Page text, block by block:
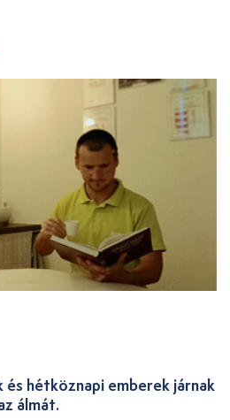
hétköznapi emberek járnak
álmát.